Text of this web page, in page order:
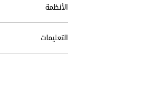
الأنظمة
التعليمات